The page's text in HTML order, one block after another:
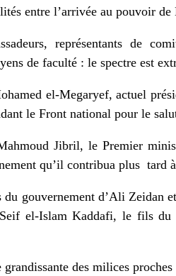
entre l’arrivée au pouvoir
représentants de
de faculté : le spectre est
el‐Megaryef, actuel
le Front national pour le
Jibril, le Premier
qu’il contribua plus tard
gouvernement d’Ali Zeidan
el‐Islam Kaddafi, le fils
grandissante des milices